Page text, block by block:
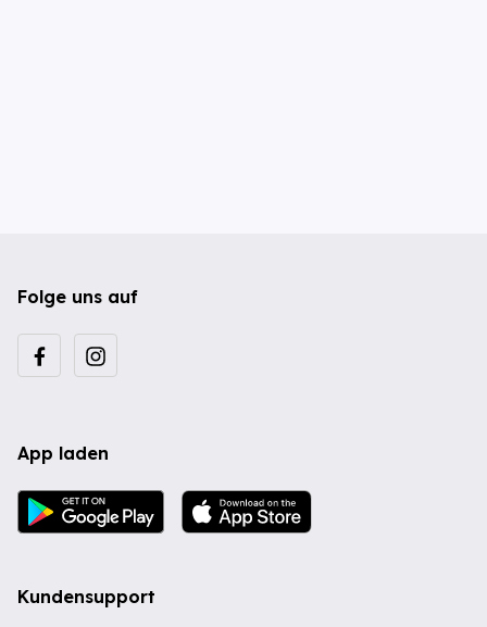
Folge uns auf
App laden
Kundensupport